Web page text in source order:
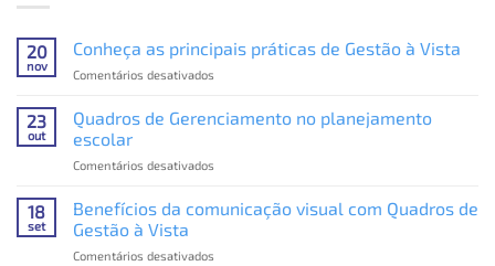
20
nov
Conheça as principais práticas de Gestão à Vista
Comentários desativados
principais
à
23
out
Quadros de Gerenciamento no planejamento
escolar
Comentários desativados
Gerenciamento
18
set
Benefícios da comunicação visual com Quadros de
Gestão à Vista
Comentários desativados